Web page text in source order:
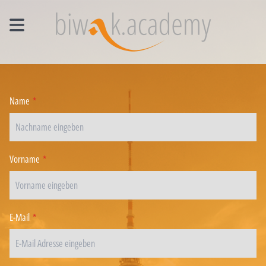
UNTERNEHMENS- UND VERTRIEBSFACHWIRT®
Name *
Vorname *
E-Mail *